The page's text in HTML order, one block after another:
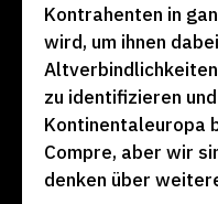
Kontrahenten in
wird, um ihnen
zu identifizieren
Kontinentaleuropa
Compre, aber wir
denken über